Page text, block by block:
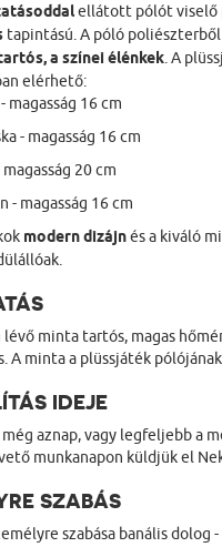
ellátott pólót viselő
tapintású. A póló
a színei élénkek. A
elérhető:
magasság 16 cm
- magasság 16 cm
20 cm
- magasság 16 cm
modern dizájnés a kiváló
lévő minta tartós, magas
A minta a plüssjáték
IDEJE
aznap, vagy legfeljebb a
munkanapon küldjük el
SZABÁS
szabása banális dolog